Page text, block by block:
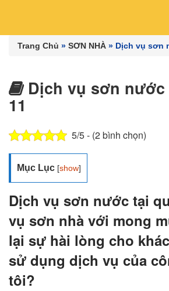
Trang Chủ » SƠN NHÀ » Dịch vụ sơn
Dịch vụ sơn nước
11
5/5 - (2 bình chọn)
Mục Lục [show]
Dịch vụ sơn nước tại
vụ sơn nhà với mong
lại sự hài lòng cho
sử dụng dịch vụ của
tôi?